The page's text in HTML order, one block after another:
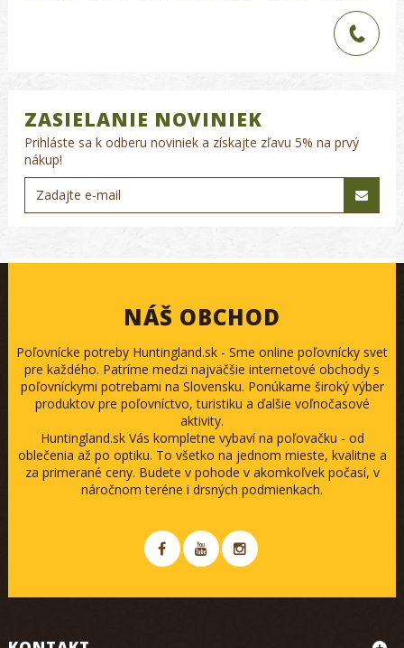
ZASIELANIE NOVINIEK
Prihláste sa k odberu noviniek a získajte zľavu 5% na prvý
nákup!
NÁŠ OBCHOD
Poľovnícke potreby Huntingland.sk - Sme online poľovnícky svet
pre každého. Patríme medzi najväčšie internetové obchody s
poľovníckymi potrebami na Slovensku. Ponúkame široký výber
produktov pre poľovníctvo, turistiku a ďalšie voľnočasové
aktivity.
Huntingland.sk Vás kompletne vybaví na poľovačku - od
oblečenia až po optiku. To všetko na jednom mieste, kvalitne a
za primerané ceny. Budete v pohode v akomkoľvek počasí, v
náročnom teréne i drsných podmienkach.